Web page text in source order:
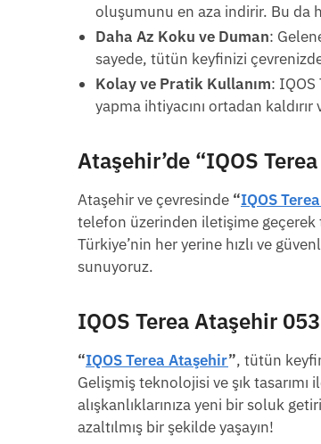
oluşumunu en aza indirir. Bu da
Daha Az Koku ve Duman:
sayede, tütün keyfinizi
Kolay ve Pratik Kullanım:
yapma ihtiyacını ortadan
Ataşehir’de “IQOS
Ataşehir ve çevresinde “IQOS
telefon üzerinden iletişime geçerek
Türkiye’nin her yerine hızlı ve
sunuyoruz.
IQOS Terea Ataşehir
“IQOS Terea Ataşehir”, tütün
Gelişmiş teknolojisi ve şık
alışkanlıklarınıza yeni bir soluk
azaltılmış bir şekilde yaşayın!